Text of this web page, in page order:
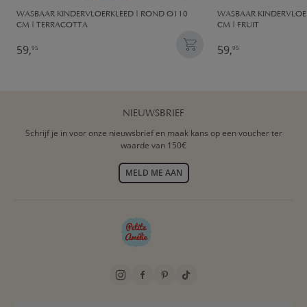
WASBAAR KINDERVLOERKLEED | ROND Ø110
CM | TERRACOTTA
59,95
WASBAAR
CM | FRUIT
59,95
NIEUWSBRIEF
Schrijf je in voor onze nieuwsbrief en maak kans op een voucher ter
waarde van 150€
MELD ME AAN